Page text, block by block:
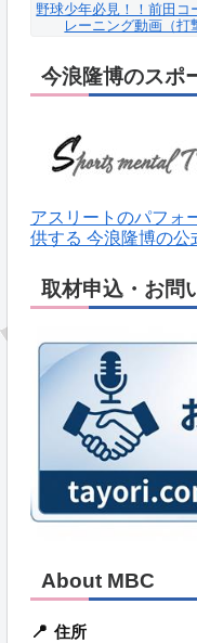
野球少年必見！！前田コ
レーニング動画（打
今浪隆博のスポ
アスリートのパフォ
供する 今浪隆博の公
取材申込・お問
About MBC
📍 住所